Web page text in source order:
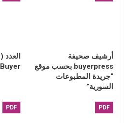
أرشيف صحيفة
buyerpress بحسب موقع
“جريدة المطبوعات
السورية”
Buyer
PDF
PDF